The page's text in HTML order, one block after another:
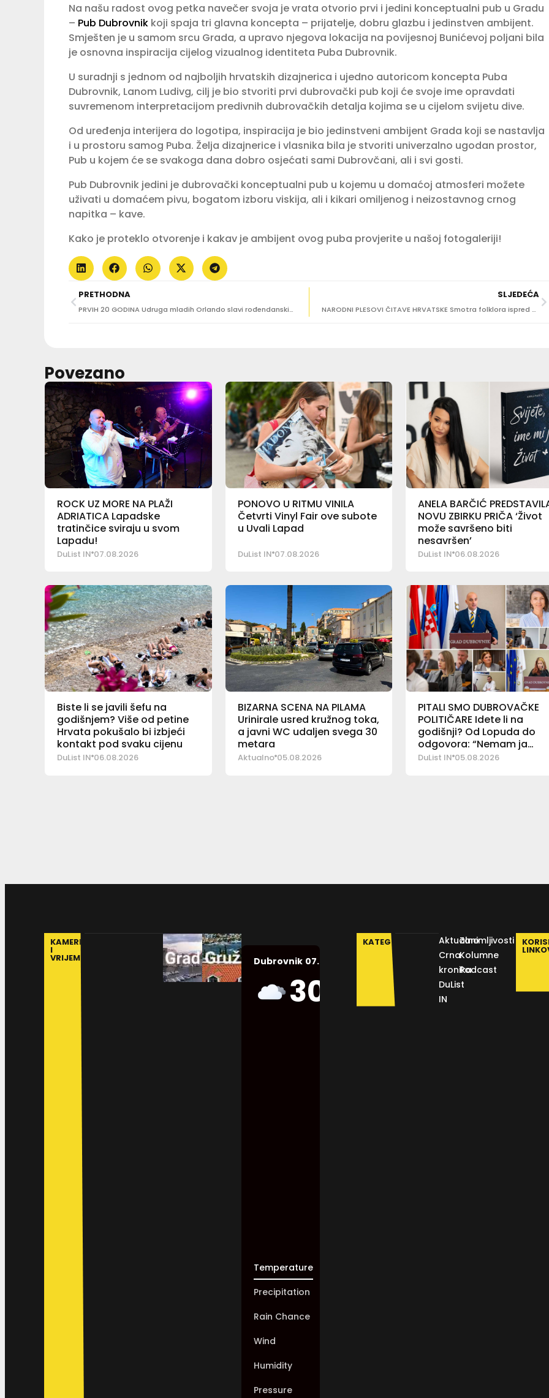
Na našu radost ovog petka navečer svoja je vrata otvorio prvi i jedini konceptualni pub u Gradu
– Pub Dubrovnik koji spaja tri glavna koncepta – prijatelje, dobru glazbu i jedinstven ambijent.
Smješten je u samom srcu Grada, a upravo njegova lokacija na povijesnoj Bunićevoj poljani bila
je osnovna inspiracija cijelog vizualnog identiteta Puba Dubrovnik.
U suradnji s jednom od najboljih hrvatskih dizajnerica i ujedno autoricom koncepta Puba
Dubrovnik, Lanom Ludivg, cilj je bio stvoriti prvi dubrovački pub koji će svoje ime opravdati
suvremenom interpretacijom predivnih dubrovačkih detalja kojima se u cijelom svijetu dive.
Od uređenja interijera do logotipa, inspiracija je bio jedinstveni ambijent Grada koji se nastavlja
i u prostoru samog Puba. Želja dizajnerice i vlasnika bila je stvoriti univerzalno ugodan prostor,
Pub u kojem će se svakoga dana dobro osjećati sami Dubrovčani, ali i svi gosti.
Pub Dubrovnik jedini je dubrovački konceptualni pub u kojemu u domaćoj atmosferi možete
uživati u domaćem pivu, bogatom izboru viskija, ali i kikari omiljenog i neizostavnog crnog
napitka – kave.
Kako je proteklo otvorenje i kakav je ambijent ovog puba provjerite u našoj fotogaleriji!
PRETHODNA
PRVIH 20 GODINA Udruga mladih Orlando slavi rođendanskim koncertima
SLJEDEĆA
NARODNI PLESOVI ČITAVE HRVATSKE Smotra folklora ispred crkve. sv. Vlaha
Povezano
ROCK UZ MORE NA PLAŽI
ADRIATICA Lapadske
tratinčice sviraju u svom
Lapadu!
DuList IN 07.08.2026
PONOVO U RITMU VINILA
Četvrti Vinyl Fair ove subote
u Uvali Lapad
DuList IN 07.08.2026
ANELA BARČIĆ
NOVU ZBIRKU PRIČA ‘Život
može savršeno biti
nesavršen’
DuList IN 06.08.2026
Biste li se javili šefu na
godišnjem? Više od petine
Hrvata pokušalo bi izbjeći
kontakt pod svaku cijenu
DuList IN 06.08.2026
BIZARNA SCENA NA PILAMA
Urinirale usred kružnog toka,
a javni WC udaljen svega 30
metara
Aktualno 05.08.2026
PITALI SMO DUBROVAČKE
POLITIČARE Idete li na
godišnji? Od Lopuda do
odgovora: “Nemam ja
godišnjeg”
DuList IN 05.08.2026
KAMERE
I
VRIJEME Dubrovnik 07.08.2026.
30
Humidity:
Temperature
Precipitation
Rain Chance
Wind
Humidity
Pressure
KATEGORIJE
Aktualno
Crna
kronika
DuList
IN
Zanimljivosti
Kolumne
Podcast